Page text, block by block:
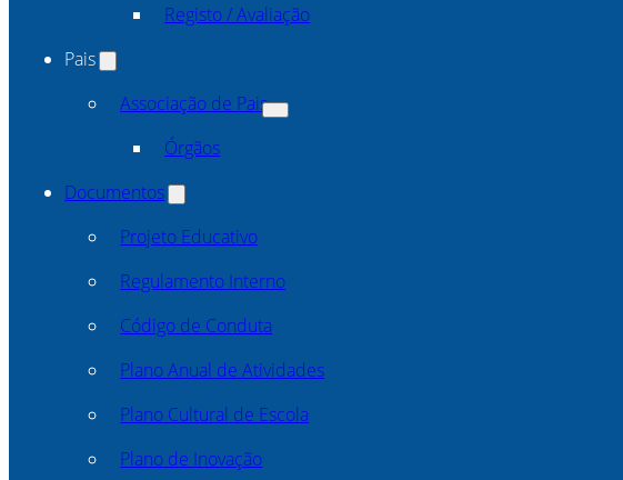
Registo / Avaliação
Pais
Associação de Pais
Órgãos
Documentos
Projeto Educativo
Regulamento Interno
Código de Conduta
Plano Anual de Atividades
Plano Cultural de Escola
Plano de Inovação